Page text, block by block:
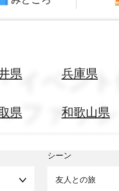
県 兵庫県
県 和歌山県
イベン
ファッ
シーン
友人との旅